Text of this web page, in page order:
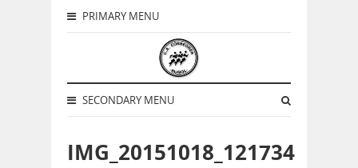
PRIMARY MENU
SECONDARY MENU
IMG_20151018_121734